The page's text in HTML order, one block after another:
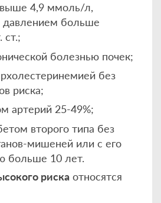
4,9 ммоль/л,
давлением больше
ст.;
болезнью почек;
без
риска;
артерий 25-49%;
второго типа без
мишеней или с его
больше 10 лет.
риска относятся